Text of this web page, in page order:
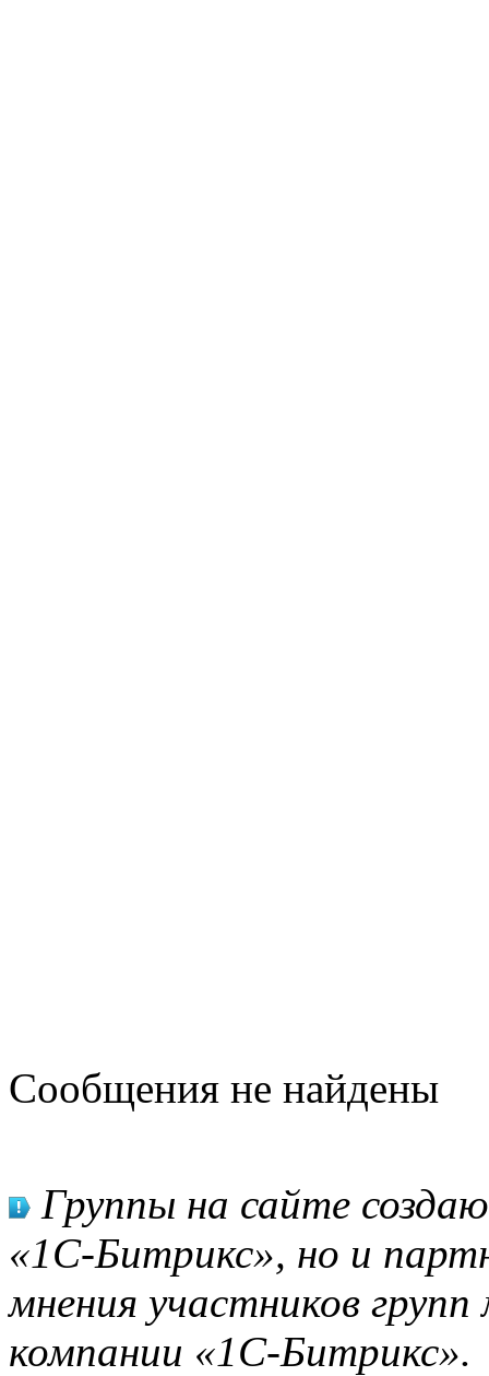
Сообщения не найдены
Группы на сайте
«1С-Битрикс», но и
мнения участников
компании «1С-Битрикс».